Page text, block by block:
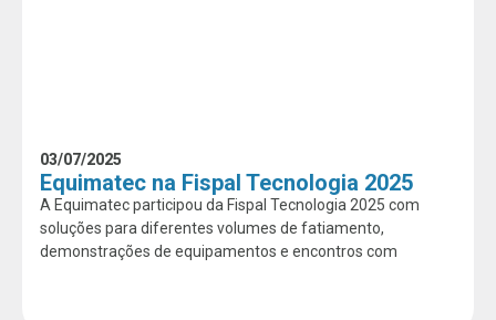
03/07/2025
Equimatec na Fispal Tecnologia 2025
A Equimatec participou da Fispal Tecnologia 2025 com
soluções para diferentes volumes de fatiamento,
demonstrações de equipamentos e encontros com